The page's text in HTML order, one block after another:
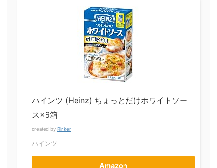
ハインツ (Heinz) ちょっとだけホワイトソー
ス×6箱
created by Rinker
ハインツ
Amazon